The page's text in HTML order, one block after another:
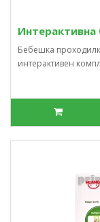
Бебешка
интерактивен